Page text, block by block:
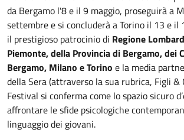
da Bergamo l'8 e il 9 maggio, proseguirà a
settembre e si concluderà a Torino il 13 e il
il prestigioso patrocinio di Regione
Piemonte, della Provincia di Bergamo, dei
Bergamo, Milano e Torino e la media
della Sera (attraverso la sua rubrica, Figli &
Festival si conferma come lo spazio sicuro
affrontare le sfide psicologiche
linguaggio dei giovani.